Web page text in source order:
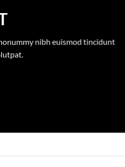
nibh euismod tincidunt